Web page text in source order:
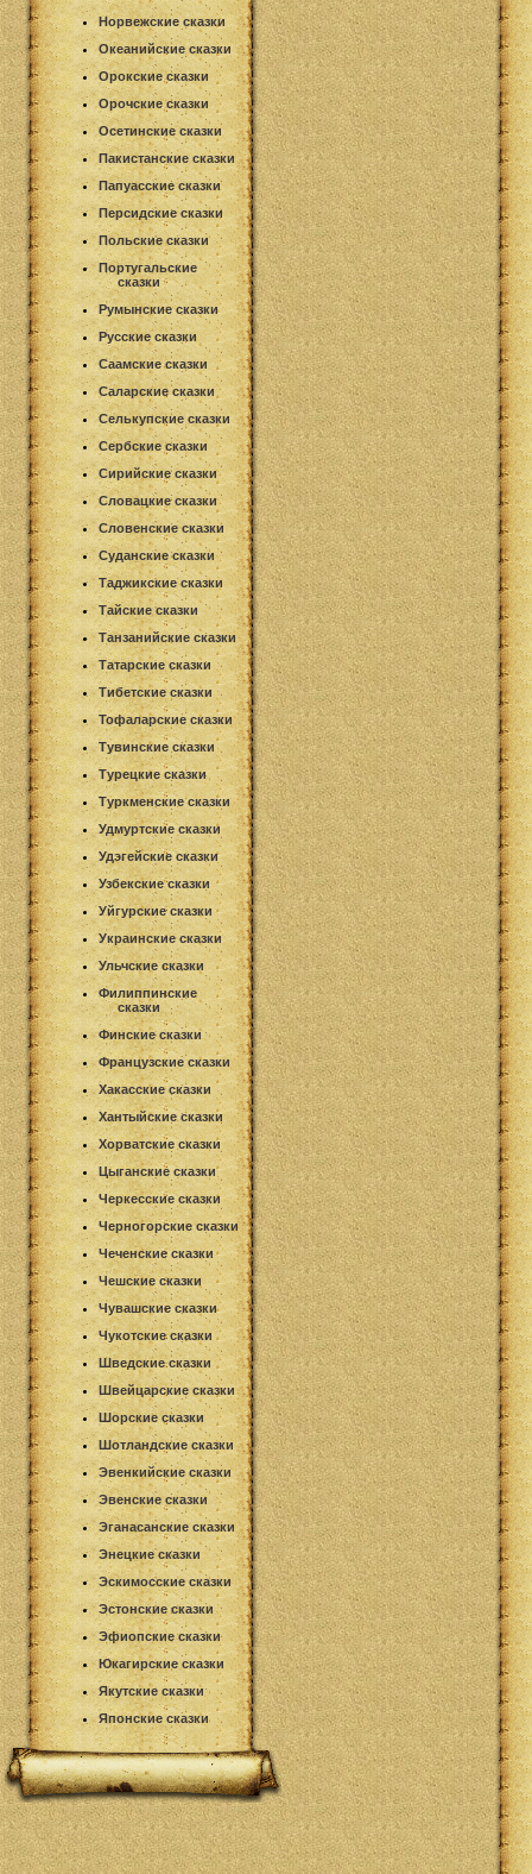
Норвежские сказки
Океанийские сказки
Орокские сказки
Орочские сказки
Осетинские сказки
Пакистанские сказки
Папуасские сказки
Персидские сказки
Польские сказки
Португальские
сказки
Румынские сказки
Русские сказки
Саамские сказки
Саларские сказки
Селькупские сказки
Сербские сказки
Сирийские сказки
Словацкие сказки
Словенские сказки
Суданские сказки
Таджикские сказки
Тайские сказки
Танзанийские сказки
Татарские сказки
Тибетские сказки
Тофаларские сказки
Тувинские сказки
Турецкие сказки
Туркменские сказки
Удмуртские сказки
Удэгейские сказки
Узбекские сказки
Уйгурские сказки
Украинские сказки
Ульчские сказки
Филиппинские
сказки
Финские сказки
Французские сказки
Хакасские сказки
Хантыйские сказки
Хорватские сказки
Цыганские сказки
Черкесские сказки
Черногорские сказки
Чеченские сказки
Чешские сказки
Чувашские сказки
Чукотские сказки
Шведские сказки
Швейцарские сказки
Шорские сказки
Шотландские сказки
Эвенкийские сказки
Эвенские сказки
Эганасанские сказки
Энецкие сказки
Эскимосские сказки
Эстонские сказки
Эфиопские сказки
Юкагирские сказки
Якутские сказки
Японские сказки